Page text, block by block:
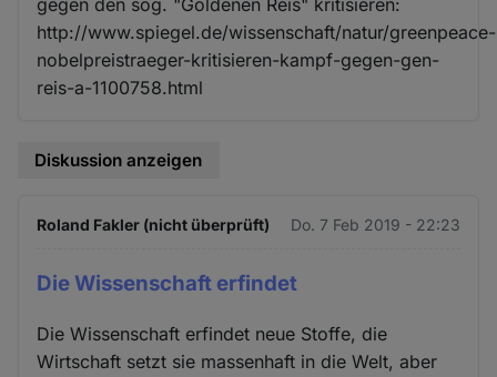
http://www.spiegel.de/wissenschaft/natur/greenpeace-
nobelpreistraeger-kritisieren-kampf-gegen-gen-
reis-a-1100758.html
Diskussion anzeigen
Roland Fakler (nicht überprüft) Do. 7 Feb 2019 - 22:23
Die Wissenschaft erfindet
Die Wissenschaft erfindet neue Stoffe, die
Wirtschaft setzt sie massenhaft in die Welt, aber